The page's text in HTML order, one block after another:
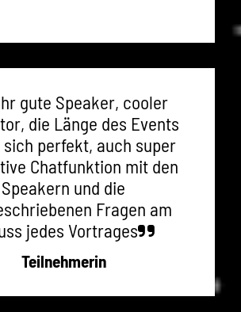
gute Speaker, cooler
die Länge des Events
perfekt, auch super
Chatfunktion mit den
Speakern und die
Fragen am
jedes Vortrages
Teilnehmerin